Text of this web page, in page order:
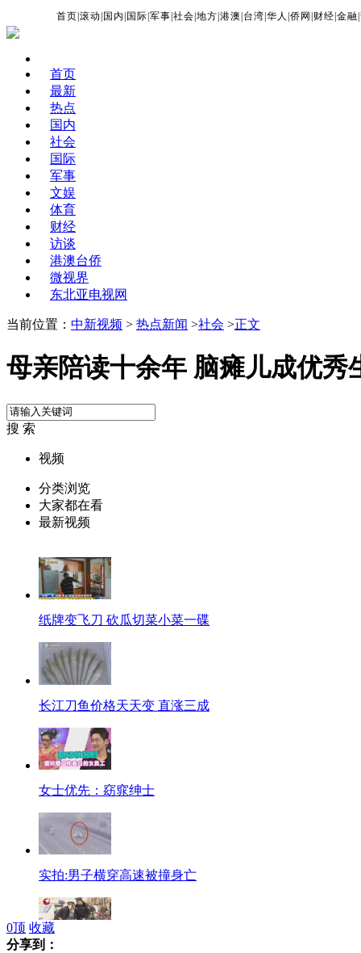
首页 |滚动 国内 国际 |军事 |社会 |地方 |港澳 台湾 |华人 |侨网 财经 |金融 |
首页
最新
热点
国内
社会
国际
军事
文娱
体育
财经
访谈
港澳台侨
微视界
东北亚电视网
当前位置： 中新视频 > 热点新闻 >社会 >正文
母亲陪读十余年 脑瘫儿成优秀
搜 索
视频
分类浏览
大家都在看
最新视频
纸牌变飞刀 砍瓜切菜小菜一碟
长江刀鱼价格天天变 直涨三成
女士优先：窈窕绅士
实拍:男子横穿高速被撞身亡
0顶 收藏
分享到：